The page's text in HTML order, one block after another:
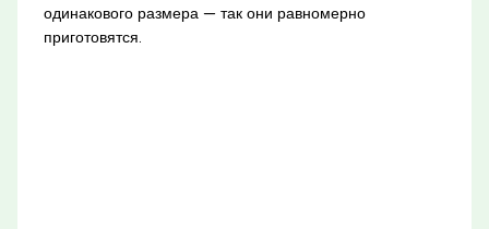
одинакового размера — так они равномерно
приготовятся.